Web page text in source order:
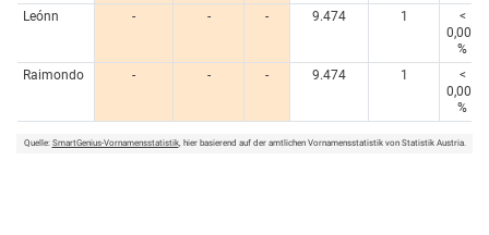
Leónn
- - - 9.474 1
<
0,005
%
Raimondo
- - - 9.474 1
<
0,005
%
Quelle: SmartGenius-Vornamensstatistik, hier basierend auf der amtlichen Vornamensstatistik von Statistik Austria.